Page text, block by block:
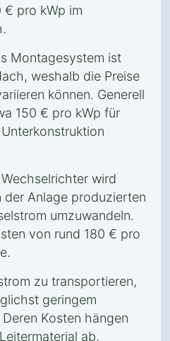
€ pro kWp im
Montagesystem ist
weshalb die Preise
können. Generell
150 € pro kWp für
Wechselrichter wird
Anlage produzierten
umzuwandeln.
von rund 180 € pro
zu transportieren,
geringem
Kosten hängen
ab,